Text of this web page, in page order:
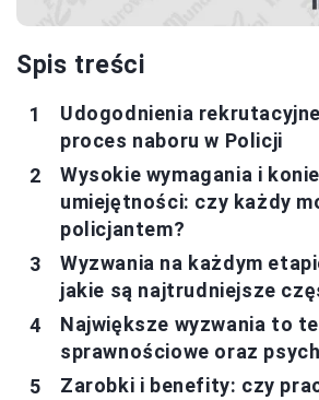
Spis treści
Udogodnienia
proces naboru w Policji
Wysokie wymagania i
umiejętności: czy każdy
policjantem?
Wyzwania na każdym
jakie są najtrudniejsze
Największe wyzwania to
sprawnościowe oraz
Zarobki i benefity: czy